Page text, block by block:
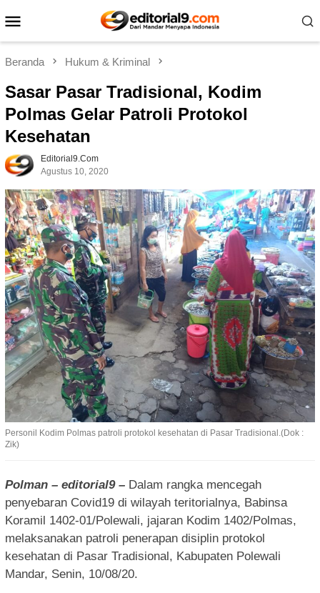
ke
Mobile
Beranda Hukum & Kriminal
Sasar Pasar Tradisional, Kodim
Polmas Gelar Patroli Protokol
Kesehatan
Editorial9.com
Agustus 10, 2020
Personil Kodim Polmas patroli protokol kesehatan di Pasar Tradisional.(Dok :
Zik)
Polman – editorial9 – Dalam rangka mencegah
penyebaran Covid19 di wilayah teritorialnya, Babinsa
Koramil 1402-01/Polewali, jajaran Kodim 1402/Polmas,
melaksanakan patroli penerapan disiplin protokol
kesehatan di Pasar Tradisional, Kabupaten Polewali
Mandar, Senin, 10/08/20.